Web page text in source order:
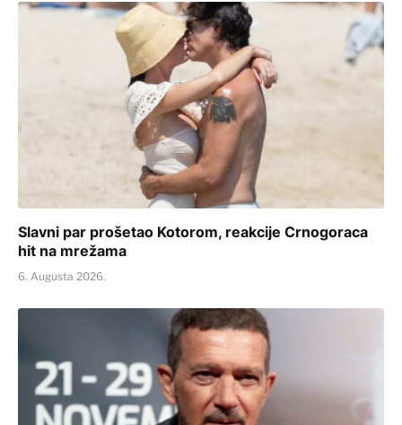
Slavni par prošetao Kotorom, reakcije Crnogoraca
hit na mrežama
6. Augusta 2026.